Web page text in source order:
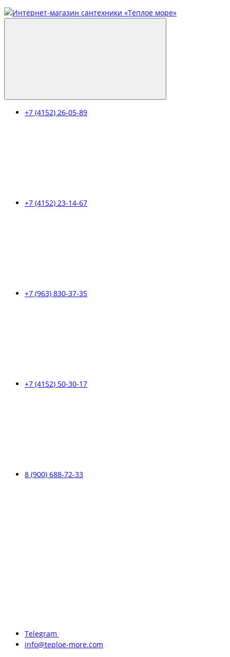
+7 (4152) 26-05-89
+7 (4152) 23-14-67
+7 (963) 830-37-35
+7 (4152) 50-30-17
8 (900) 688-72-33
Telegram
info@teploe-more.com